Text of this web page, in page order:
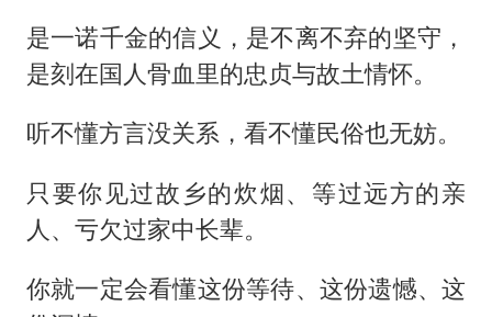
是一诺千金的信义，是不离不弃的坚守，
是刻在国人骨血里的忠贞与故土情怀。
听不懂方言没关系，看不懂民俗也无妨。
只要你见过故乡的炊烟、等过远方的亲
人、亏欠过家中长辈。
你就一定会看懂这份等待、这份遗憾、这